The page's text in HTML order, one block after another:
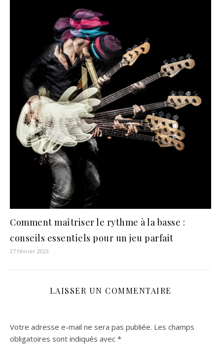
Comment maîtriser le rythme à la basse :
conseils essentiels pour un jeu parfait
27 février 2023
LAISSER UN COMMENTAIRE
Votre adresse e-mail ne sera pas publiée. Les champs
obligatoires sont indiqués avec *